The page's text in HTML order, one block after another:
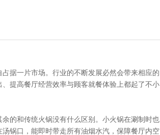
据一片市场。行业的不断发展必然会带来相应的
提高餐厅经营效率与顾客就餐体验上都起了不小
的和传统火锅没有什么区别。小火锅在涮制时也
锅口，能即时带走所有油烟水汽，保障餐厅内空